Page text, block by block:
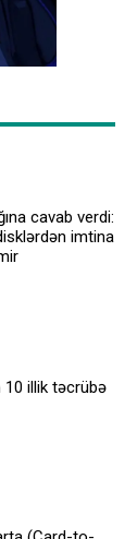
cavab verdi:
imtina
10 illik təcrübə